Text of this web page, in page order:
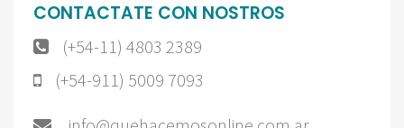
CONTACTATE CON NOSTROS
(+54-11) 4803 2389
(+54-911) 5009 7093